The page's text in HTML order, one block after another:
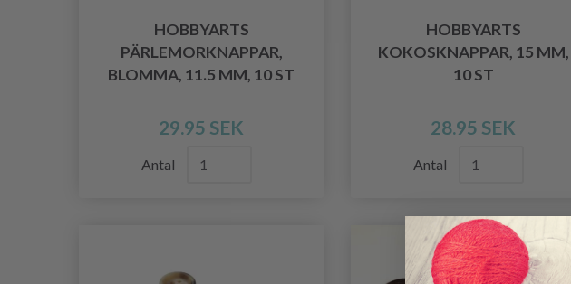
HOBBYARTS
PÄRLEMORKNAPPAR,
BLOMMA, 11.5 MM, 10 ST
29.95 SEK
Antal
HOBBYARTS
KOKOSKNAPPAR, 15 MM,
10 ST
28.95 SEK
Antal